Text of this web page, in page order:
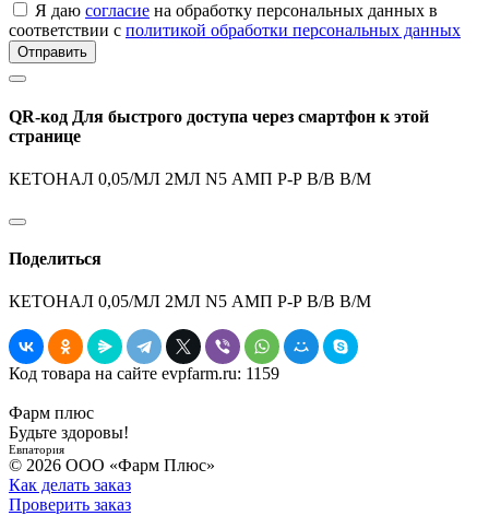
Я даю согласие на обработку персональных данных в
соответствии с политикой обработки персональных данных
Отправить
QR-код Для быстрого доступа через смартфон к этой
странице
КЕТОНАЛ 0,05/МЛ 2МЛ N5 АМП Р-Р В/В В/М
Поделиться
КЕТОНАЛ 0,05/МЛ 2МЛ N5 АМП Р-Р В/В В/М
Код товара на сайте evpfarm.ru: 1159
Фарм плюс
Будьте здоровы!
Евпатория
© 2026 ООО «Фарм Плюс»
Как делать заказ
Проверить заказ